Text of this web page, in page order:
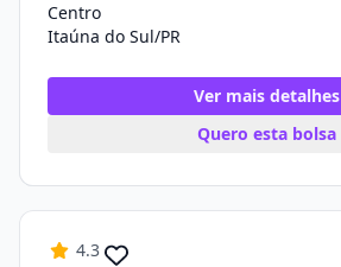
Centro
Itaúna do Sul/PR
Ver mais detalhes
Quero esta bolsa
4.3